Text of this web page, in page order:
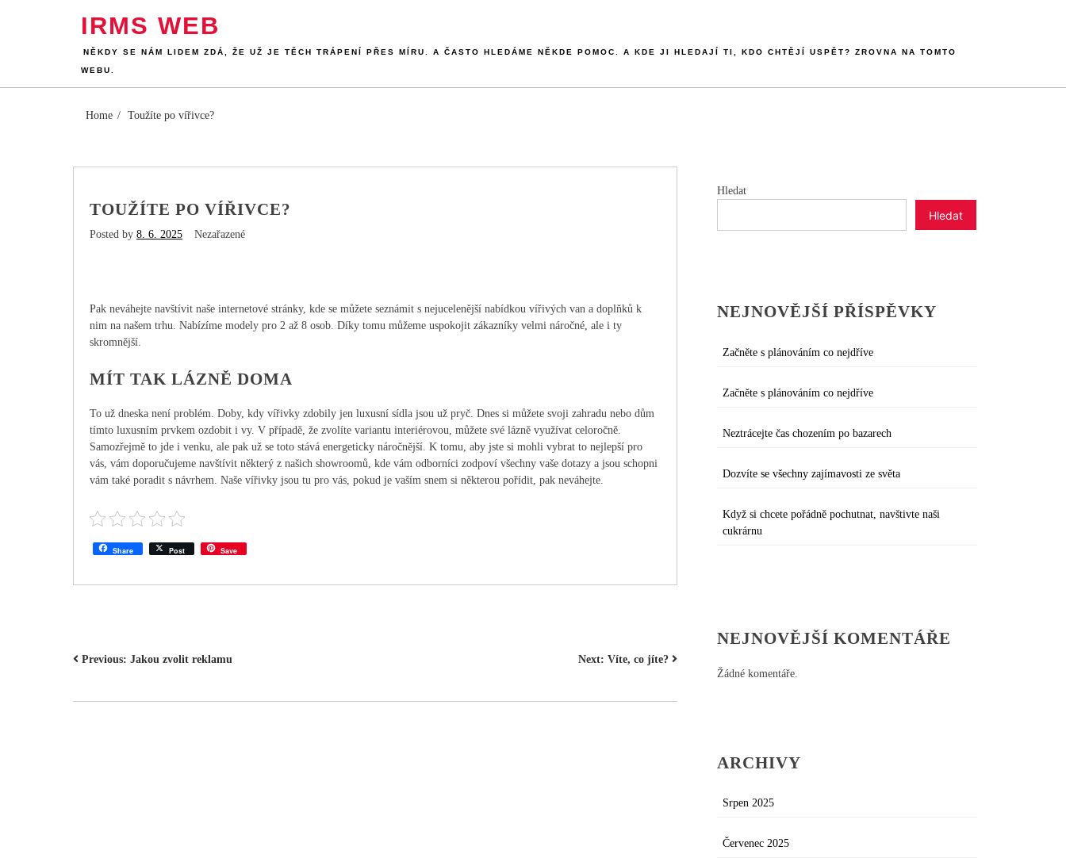
IRMS WEB
NĚKDY SE NÁM LIDEM ZDÁ, ŽE UŽ JE TĚCH TRÁPENÍ PŘES MÍRU. A ČASTO HLEDÁME NĚKDE POMOC. A KDE JI HLEDAJÍ TI, KDO CHTĚJÍ USPĚT? ZROVNA NA TOMTO
WEBU.
Home Toužíte po vířivce?
TOUŽÍTE PO VÍŘIVCE?
Posted by 8. 6. 2025 Nezařazené
Pak neváhejte navštívit naše internetové stránky, kde se můžete seznámit s nejucelenější nabídkou vířivých van a doplňků k
nim na našem trhu. Nabízíme modely pro 2 až 8 osob. Díky tomu můžeme uspokojit zákazníky velmi náročné, ale i ty
skromnější.
MÍT TAK LÁZNĚ DOMA
To už dneska není problém. Doby, kdy vířivky zdobily jen luxusní sídla jsou už pryč. Dnes si můžete svoji zahradu nebo dům
tímto luxusním prvkem ozdobit i vy. V případě, že zvolíte variantu interiérovou, můžete své lázně využívat celoročně.
Samozřejmě to jde i venku, ale pak už se toto stává energeticky náročnější. K tomu, aby jste si mohli vybrat to nejlepší pro
vás, vám doporučujeme navštívit některý z našich showroomů, kde vám odborníci zodpoví všechny vaše dotazy a jsou schopni
vám také poradit s návrhem. Naše vířivky jsou tu pro vás, pokud je vaším snem si některou pořídit, pak neváhejte.
Share Post Save
NAVIGACE
Previous: Jakou zvolit reklamu Next: Víte, co jíte?
Hledat
Hledat
NEJNOVĚJŠÍ PŘÍSPĚVKY
Začněte s plánováním co nejdříve
Začněte s plánováním co nejdříve
Neztrácejte čas chozením po bazarech
Dozvíte se všechny zajímavosti ze světa
Když si chcete pořádně pochutnat, navštivte naši
cukrárnu
NEJNOVĚJŠÍ KOMENTÁŘE
Žádné komentáře.
ARCHIVY
Srpen 2025
Červenec 2025